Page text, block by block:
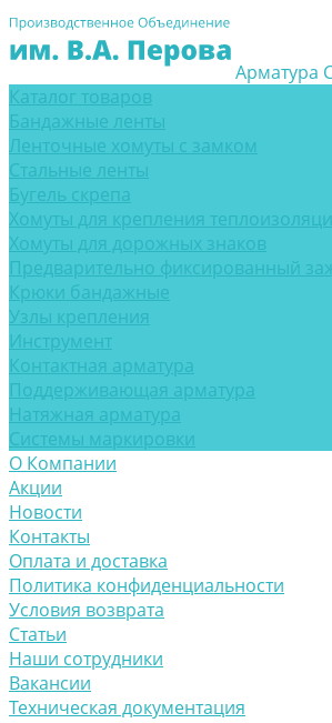
Арматура
Каталог товаров
Бандажные ленты
Ленточные хомуты с замком
Стальные ленты
Бугель скрепа
Хомуты для крепления
Хомуты для дорожных знаков
Предварительно фиксированный
Крюки бандажные
Узлы крепления
Инструмент
Контактная арматура
Поддерживающая арматура
Натяжная арматура
Системы маркировки
О Компании
Акции
Новости
Контакты
Оплата и доставка
Политика конфиденциальности
Условия возврата
Статьи
Наши сотрудники
Вакансии
Техническая документация